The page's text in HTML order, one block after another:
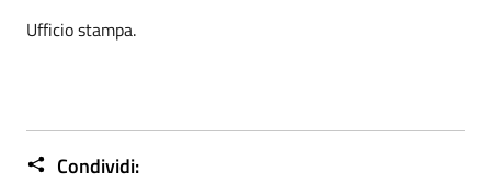
Ufficio stampa.
Condividi: